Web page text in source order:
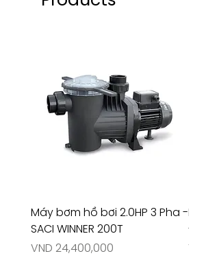
Máy bơm hồ bơi 2.0HP 3 Pha -
SACI WINNER 200T
Price
VND 24,400,000
Máy
-
Price
VND